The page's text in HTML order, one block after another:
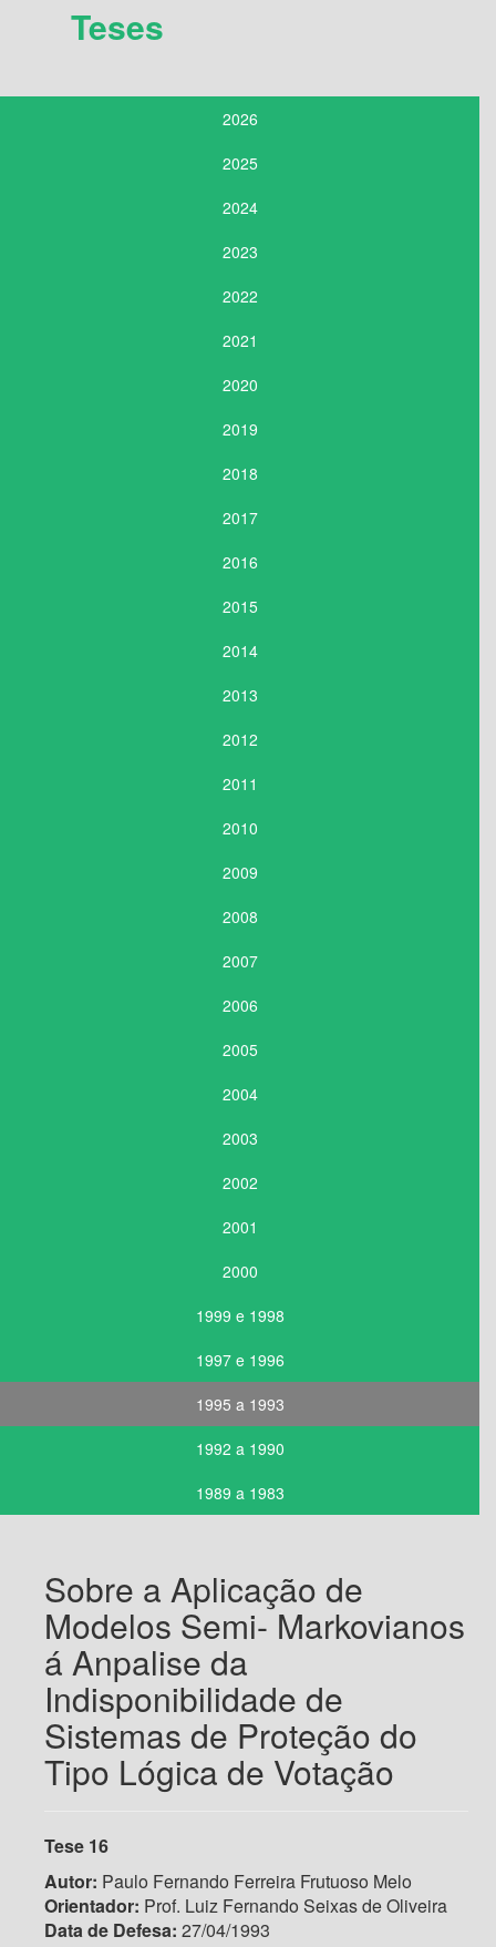
Teses
2026
2025
2024
2023
2022
2021
2020
2019
2018
2017
2016
2015
2014
2013
2012
2011
2010
2009
2008
2007
2006
2005
2004
2003
2002
2001
2000
1999 e 1998
1997 e 1996
1995 a 1993
1992 a 1990
1989 a 1983
Sobre a Aplicação de
Modelos Semi- Markovianos
á Anpalise da
Indisponibilidade de
Sistemas de Proteção do
Tipo Lógica de Votação
Tese 16
Autor: Paulo Fernando Ferreira Frutuoso Melo
Orientador: Prof. Luiz Fernando Seixas de Oliveira
Data de Defesa: 27/04/1993